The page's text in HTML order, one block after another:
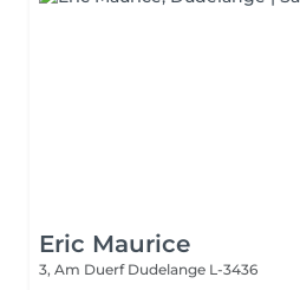
Eric Maurice
3, Am Duerf Dudelange L-3436